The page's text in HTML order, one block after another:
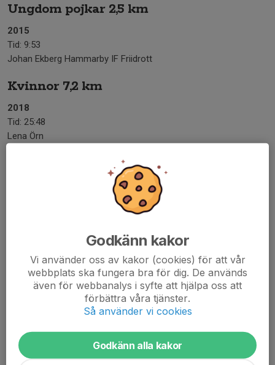
Ungdom pojkar 2,5 km
2015
Tid: 9:53
Johan Ekberg Hammarby IF Friidrott
Kvinnor 7,2 km
2018
Tid: 25:48
Lena Örn
Kvinnor 13,4 km
Tid: 48:11
Camilla Elofsson Terrible Tuesdays AC samt tränare i Fotboll
Män 13,4 km
2000
Godkänn kakor
Vi använder oss av kakor (cookies) för att vår
webbplats ska fungera bra för dig. De används
även för webbanalys i syfte att hjälpa oss att
förbättra våra tjänster.
Så använder vi cookies
Godkänn alla kakor